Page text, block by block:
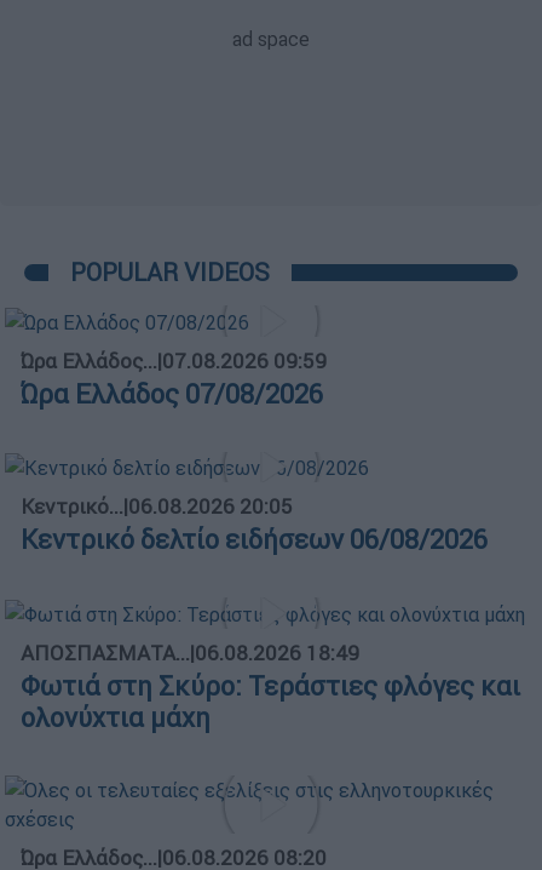
POPULAR VIDEOS
Ώρα Ελλάδος...|07.08.2026 09:59
Ώρα Ελλάδος 07/08/2026
Κεντρικό...|06.08.2026 20:05
Κεντρικό δελτίο ειδήσεων 06/08/2026
ΑΠΟΣΠΑΣΜΑΤΑ...|06.08.2026 18:49
Φωτιά στη Σκύρο: Τεράστιες φλόγες και
ολονύχτια μάχη
Ώρα Ελλάδος...|06.08.2026 08:20